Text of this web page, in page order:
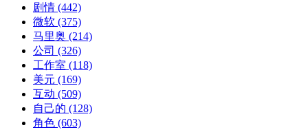
剧情 (442)
微软 (375)
马里奥 (214)
公司 (326)
工作室 (118)
美元 (169)
互动 (509)
自己的 (128)
角色 (603)